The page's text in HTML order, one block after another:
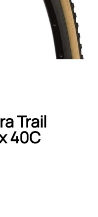
Trail
40C